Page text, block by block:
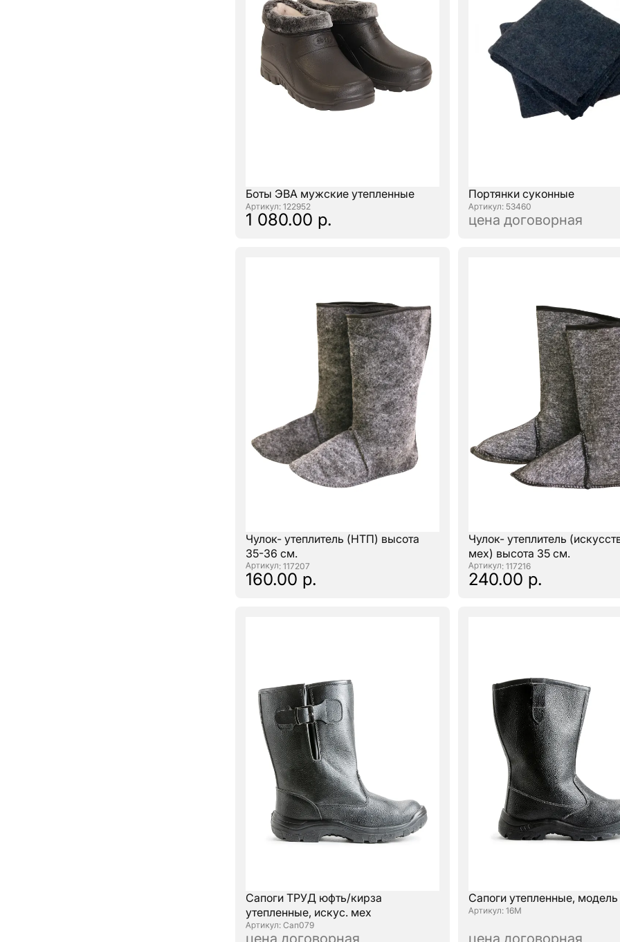
Боты ЭВА мужские утепленные
: 122952
1 080.00 р.
Портянки суконные
: 53460
цена договорная
Чулок- утеплитель (НТП) высота
35-36 см.
: 117207
160.00 р.
Чулок- утеплитель
мех) высота 35 см.
: 117216
240.00 р.
Сапоги ТРУД юфть/кирза
утепленные, искус. мех
: Сап079
цена договорная
Сапоги утепленные,
: 16М
цена договорная